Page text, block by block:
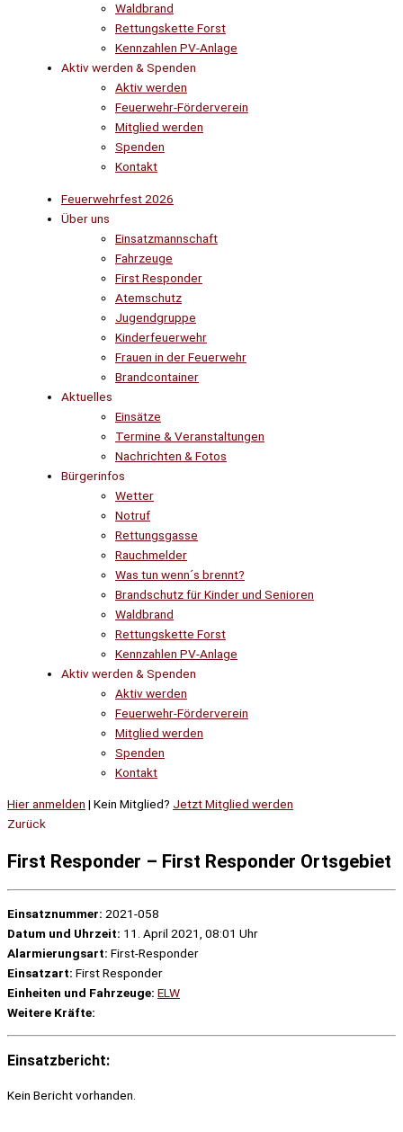
Waldbrand
Rettungskette Forst
Kennzahlen PV-Anlage
Aktiv werden & Spenden
Aktiv werden
Feuerwehr-Förderverein
Mitglied werden
Spenden
Kontakt
Feuerwehrfest 2026
Über uns
Einsatzmannschaft
Fahrzeuge
First Responder
Atemschutz
Jugendgruppe
Kinderfeuerwehr
Frauen in der Feuerwehr
Brandcontainer
Aktuelles
Einsätze
Termine & Veranstaltungen
Nachrichten & Fotos
Bürgerinfos
Wetter
Notruf
Rettungsgasse
Rauchmelder
Was tun wenn´s brennt?
Brandschutz für Kinder und Senioren
Waldbrand
Rettungskette Forst
Kennzahlen PV-Anlage
Aktiv werden & Spenden
Aktiv werden
Feuerwehr-Förderverein
Mitglied werden
Spenden
Kontakt
Hier anmelden | Kein Mitglied? Jetzt Mitglied werden
Zurück
First Responder – First Responder Ortsgebiet
Einsatznummer: 2021-058
Datum und Uhrzeit: 11. April 2021, 08:01 Uhr
Alarmierungsart: First-Responder
Einsatzart: First Responder
Einheiten und Fahrzeuge: ELW
Weitere Kräfte:
Einsatzbericht:
Kein Bericht vorhanden.